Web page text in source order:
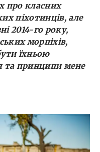
про класних
піхотинців, але
2014-го року,
морпіхів,
їхньою
та принципи мене